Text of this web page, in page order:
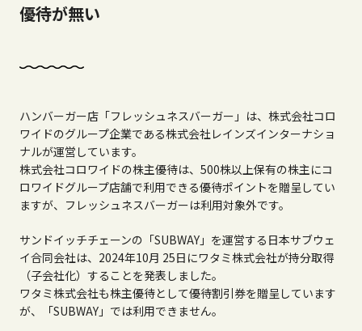
優待が無い
ハンバーガー店「フレッシュネスバーガー」は、株式会社コロ
ワイドのグループ企業である株式会社レインズインターナショ
ナルが運営しています。
株式会社コロワイドの株主優待は、500株以上保有の株主にコ
ロワイドグループ店舗で利用できる優待ポイントを贈呈してい
ますが、フレッシュネスバーガーは利用対象外です。
サンドイッチチェーンの「SUBWAY」を運営する日本サブウェ
イ合同会社は、2024年10月 25日にワタミ株式会社が持分取得
（子会社化）することを発表しました。
ワタミ株式会社も株主優待として優待割引券を贈呈しています
が、「SUBWAY」では利用できません。